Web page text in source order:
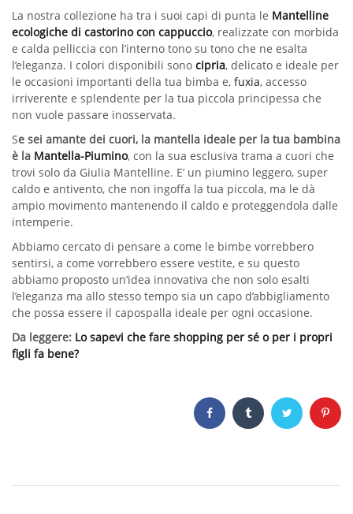
La nostra collezione ha tra i suoi capi di punta le Mantelline
ecologiche di castorino con cappuccio, realizzate con morbida
e calda pelliccia con l’interno tono su tono che ne esalta
l’eleganza. I colori disponibili sono cipria, delicato e ideale per
le occasioni importanti della tua bimba e, fuxia, accesso
irriverente e splendente per la tua piccola principessa che
non vuole passare inosservata.
Se sei amante dei cuori, la mantella ideale per la tua bambina
è la Mantella-Piumino, con la sua esclusiva trama a cuori che
trovi solo da Giulia Mantelline. E’ un piumino leggero, super
caldo e antivento, che non ingoffa la tua piccola, ma le dà
ampio movimento mantenendo il caldo e proteggendola dalle
intemperie.
Abbiamo cercato di pensare a come le bimbe vorrebbero
sentirsi, a come vorrebbero essere vestite, e su questo
abbiamo proposto un’idea innovativa che non solo esalti
l’eleganza ma allo stesso tempo sia un capo d’abbigliamento
che possa essere il capospalla ideale per ogni occasione.
Da leggere: Lo sapevi che fare shopping per sé o per i propri
figli fa bene?